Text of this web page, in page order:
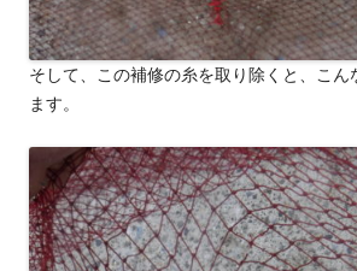
そして、この補修の糸を取り除くと、こん
ます。